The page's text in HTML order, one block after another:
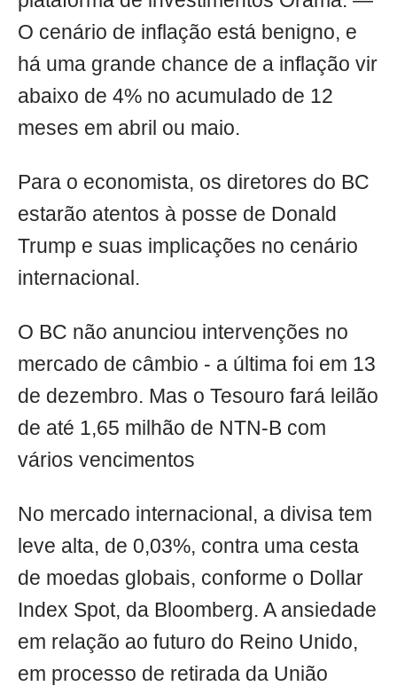
O cenário de inflação está benigno, e
há uma grande chance de a inflação vir
abaixo de 4% no acumulado de 12
meses em abril ou maio.
Para o economista, os diretores do BC
estarão atentos à posse de Donald
Trump e suas implicações no cenário
internacional.
O BC não anunciou intervenções no
mercado de câmbio - a última foi em 13
de dezembro. Mas o Tesouro fará leilão
de até 1,65 milhão de NTN-B com
vários vencimentos
No mercado internacional, a divisa tem
leve alta, de 0,03%, contra uma cesta
de moedas globais, conforme o Dollar
Index Spot, da Bloomberg. A ansiedade
em relação ao futuro do Reino Unido,
em processo de retirada da União